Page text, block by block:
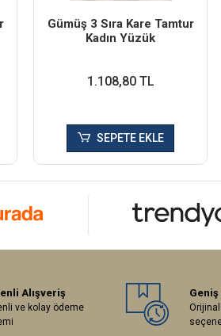
Gümüş 3 Sıra Kare Tamtur
Kadın Yüzük
1.108,80 TL
SEPETE EKLE
Alışveriş
ve kolay ödeme